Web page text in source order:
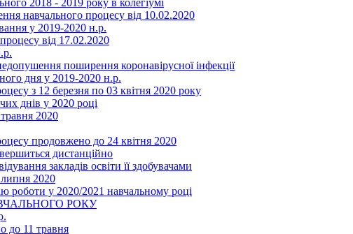
2018 - 2019 року в колегіумі
навчального процесу від 10.02.2020
у 2019-2020 н.р.
від 17.02.2020
поширення коронавірусної інфекції
дня у 2019-2020 н.р.
з 12 березня по 03 квітня 2020 року
днів у 2020 році
2020
продовжено до 24 квітня 2020
дистанційно
закладів освіти її здобувачами
2020
роботи у 2020/2021 навчальному році
РОКУ
до 11 травня